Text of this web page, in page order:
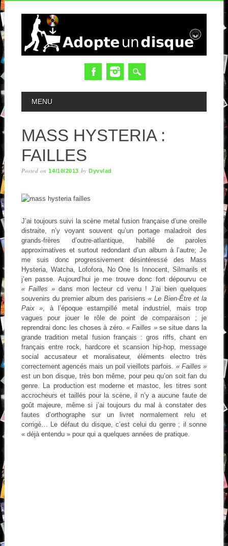
MAIN MENU
MENU
MASS HYSTERIA :
FAILLES
Posted on14/10/2013 byDyvvlad
J’ai toujours suivi la scène metal fusion française d’une oreille
distraite, n’y voyant souvent qu’un portage maladroit des
grands-frères d’outre-atlantique, habillé de paroles
approximatives et surtout redondant d’un album à l’autre; Je
me suis donc progressivement désintéressé des Mass
Hysteria, Watcha, Lofofora, No One Is Innocent, Silmarils et
j’en passe. Aujourd’hui je me trouve donc fort dépourvu ce
« Failles » dans mon lecteur cd venu ! J’ai bien quelques
souvenirs du premier album des parisiens« Le Bien-Être et la
Paix » , à l’époque estampillé metal industriel, mais trop
vagues pour jouer le rôle de point de comparaison ; je
reprendrai donc les choses à zéro. « Failles »se situe dans la
grande tradition metal fusion français : gros riffs, chant en
français entre rock, hardcore et scansion hip-hop, message
social accusateur et moralisateur, éléments electro très
correctement agencés mais un poil vieillots parfois. « Failles »
est un bon disque, très bon même, pour peu qu’on soit fan du
genre. La production est moderne et mastoc, les titres sont
accrocheurs et taillés pour la scène, il n’y a aucune faute de
goût majeure, même si j’ai toujours du mal à constater des
fautes d’orthographe sur un livret normalement relu et
corrigé… Le défaut du disque, c’est celui du genre ; il sonne
« déjà entendu » pour qui a quelques années de pratique.